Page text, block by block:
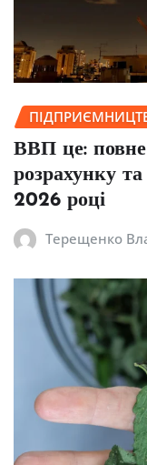
ВВП це: повне
розрахунку
2026 році
Терещенко